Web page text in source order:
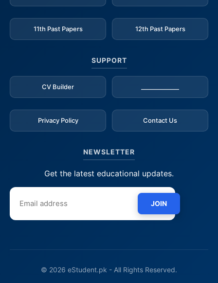
11th Past Papers 12th Past Papers
SUPPORT
CV Builder
Privacy Policy Contact Us
NEWSLETTER
Get the latest educational updates.
JOIN
© 2026 eStudent.pk - All Rights Reserved.